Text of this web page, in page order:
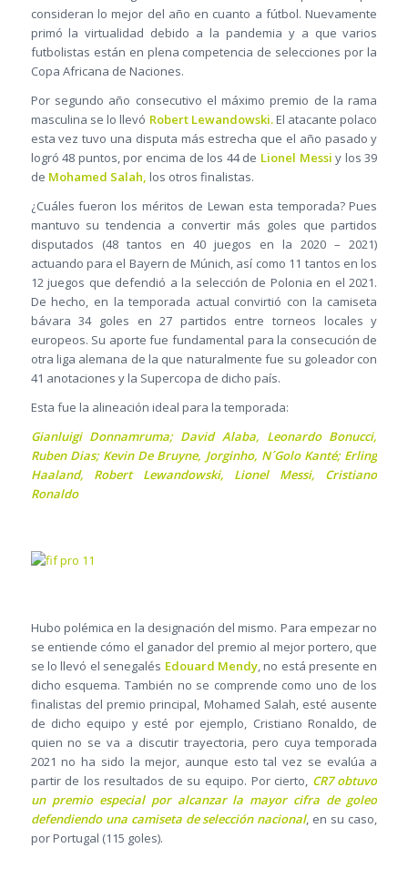
consideran lo mejor del año en cuanto a fútbol. Nuevamente
primó la virtualidad debido a la pandemia y a que varios
futbolistas están en plena competencia de selecciones por la
Copa Africana de Naciones.
Por segundo año consecutivo el máximo premio de la rama
masculina se lo llevó Robert Lewandowski.El atacante polaco
esta vez tuvo una disputa más estrecha que el año pasado y
logró 48 puntos, por encima de los 44 de Lionel Messi y los 39
de Mohamed Salah, los otros finalistas.
¿Cuáles fueron los méritos de Lewan esta temporada? Pues
mantuvo su tendencia a convertir más goles que partidos
disputados (48 tantos en 40 juegos en la 2020 – 2021)
actuando para el Bayern de Múnich, así como 11 tantos en los
12 juegos que defendió a la selección de Polonia en el 2021.
De hecho, en la temporada actual convirtió con la camiseta
bávara 34 goles en 27 partidos entre torneos locales y
europeos. Su aporte fue fundamental para la consecución de
otra liga alemana de la que naturalmente fue su goleador con
41 anotaciones y la Supercopa de dicho país.
Esta fue la alineación ideal para la temporada:
Gianluigi Donnamruma; David Alaba, Leonardo Bonucci,
Ruben Dias; Kevin De Bruyne, Jorginho, N´Golo Kanté; Erling
Haaland, Robert Lewandowski, Lionel Messi, Cristiano
Ronaldo
Hubo polémica en la designación del mismo. Para empezar no
se entiende cómo el ganador del premio al mejor portero, que
se lo llevó el senegalés Edouard Mendy, no está presente en
dicho esquema. También no se comprende como uno de los
finalistas del premio principal, Mohamed Salah, esté ausente
de dicho equipo y esté por ejemplo, Cristiano Ronaldo, de
quien no se va a discutir trayectoria, pero cuya temporada
2021 no ha sido la mejor, aunque esto tal vez se evalúa a
partir de los resultados de su equipo. Por cierto, CR7 obtuvo
un premio especial por alcanzar la mayor cifra de goleo
defendiendo una camiseta de selección nacional, en su caso,
por Portugal (115 goles).